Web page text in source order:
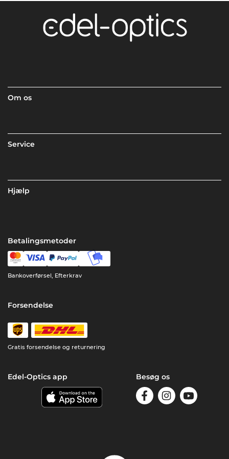
Om os
Service
Hjælp
Betalingsmetoder
Bankoverførsel, Efterkrav
Forsendelse
Gratis forsendelse og returnering
Edel-Optics app Besøg os